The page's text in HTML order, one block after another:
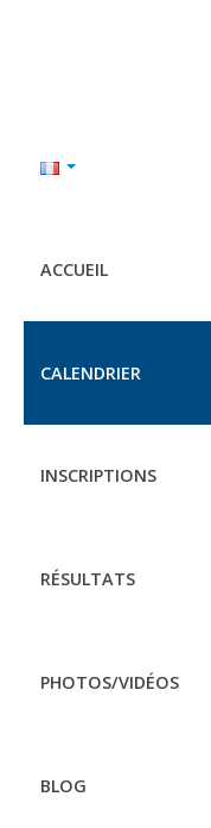
ACCUEIL
CALENDRIER
INSCRIPTIONS
RÉSULTATS
PHOTOS/VIDÉOS
BLOG